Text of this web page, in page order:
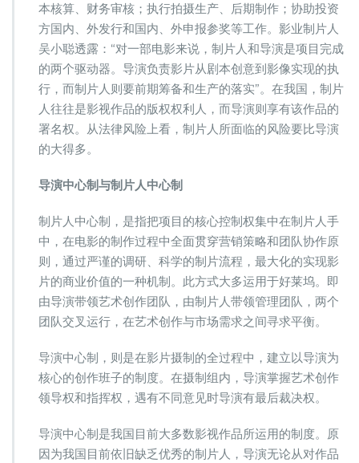
本核算、财务审核；执行拍摄生产、后期制作；协助投资
方国内、外发行和国内、外申报参奖等工作。影业制片人
吴小聪透露：“对一部电影来说，制片人和导演是项目完成
的两个驱动器。导演负责影片从剧本创意到影像实现的执
行，而制片人则要前期筹备和生产的落实”。在我国，制片
人往往是影视作品的版权权利人，而导演则享有该作品的
署名权。从法律风险上看，制片人所面临的风险要比导演
的大得多。
导演中心制与制片人中心制
制片人中心制，是指把项目的核心控制权集中在制片人手
中，在电影的制作过程中全面贯穿营销策略和团队协作原
则，通过严谨的调研、科学的制片流程，最大化的实现影
片的商业价值的一种机制。此方式大多运用于好莱坞。即
由导演带领艺术创作团队，由制片人带领管理团队，两个
团队交叉运行，在艺术创作与市场需求之间寻求平衡。
导演中心制，则是在影片摄制的全过程中，建立以导演为
核心的创作班子的制度。在摄制组内，导演掌握艺术创作
领导权和指挥权，遇有不同意见时导演有最后裁决权。
导演中心制是我国目前大多数影视作品所运用的制度。原
因为我国目前依旧缺乏优秀的制片人，导演无论从对作品